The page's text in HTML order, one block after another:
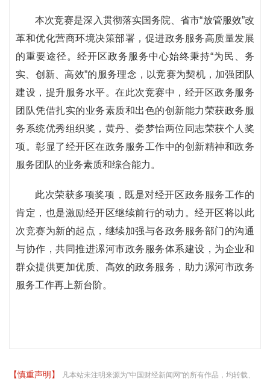
本次竞赛是深入贯彻落实国务院、省市“放管服效”改
革和优化营商环境决策部署，促进政务服务高质量发展
的重要途径。经开区政务服务中心始终秉持“为民、务
实、创新、高效”的服务理念，以竞赛为契机，加强团队
建设，提升服务水平。在此次竞赛中，经开区政务服务
团队凭借扎实的业务素质和出色的创新能力荣获政务服
务系统优秀组织奖，黄丹、娄梦怡两位同志荣获个人奖
项。彰显了经开区在政务服务工作中的创新精神和政务
服务团队的业务素质和综合能力。
此次荣获多项奖项，既是对经开区政务服务工作的
肯定，也是激励经开区继续前行的动力。经开区将以此
次竞赛为新的起点，继续加强与各政务服务部门的沟通
与协作，共同推进漯河市政务服务体系建设，为企业和
群众提供更加优质、高效的政务服务，助力漯河市政务
服务工作再上新台阶。
【慎重声明】
凡本站未注明来源为"中国财经新闻网"的所有作品，均转载、